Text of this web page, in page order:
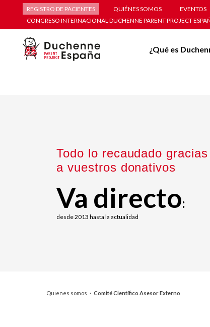
REGISTRO DE PACIENTES QUIÉNES SOMOS
EVENTOS
CONGRESO INTERNACIONAL DUCHENNE PARENT PROJECT
¿Qué es
Todo lo recaudado gracias
a vuestros donativos
Va directo:
desde 2013 hasta la actualidad
Quienes somos · Comité Científico Asesor Externo